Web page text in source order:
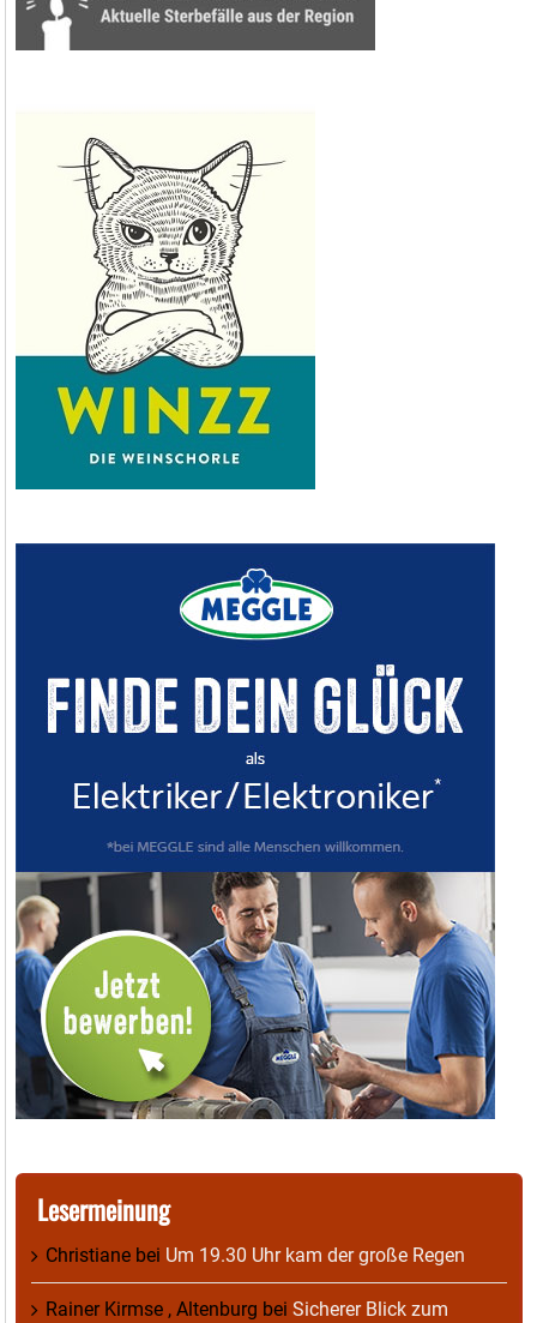
Lesermeinung
Christiane bei Um 19.30 Uhr kam der große Regen
Rainer Kirmse , Altenburg bei Sicherer Blick zum